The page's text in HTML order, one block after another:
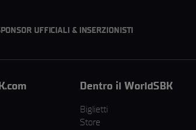
UFFICIALI & INSERZIONISTI
Dentro il WorldSBK
Biglietti
Store